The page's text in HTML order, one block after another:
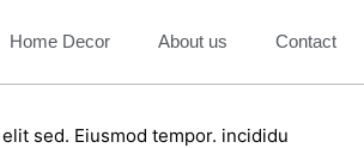
Home Decor About us Contact
sed. Eiusmod tempor. incididu